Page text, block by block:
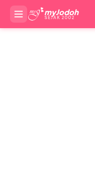
myJodoh
SEJAK 2002